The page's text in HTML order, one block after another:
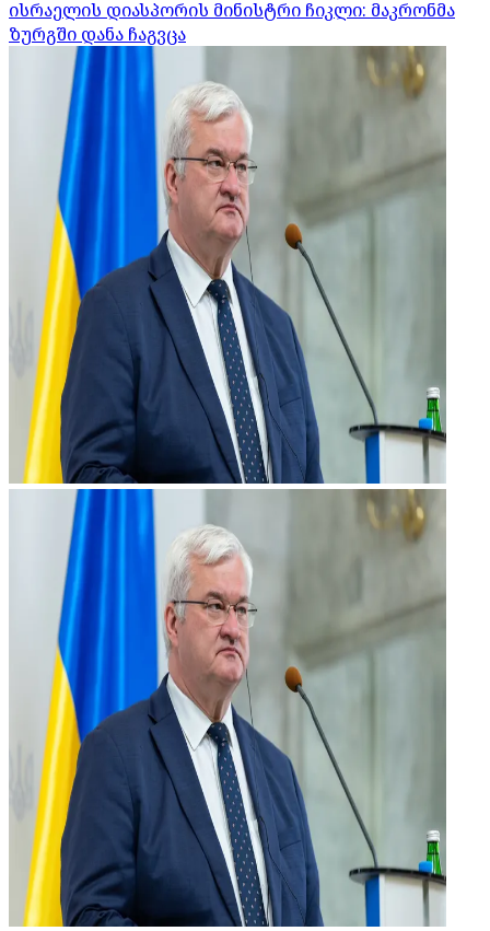
ისრაელის დიასპორის მინისტრი ჩიკლი: მაკრონმა
ზურგში დანა ჩაგვცა